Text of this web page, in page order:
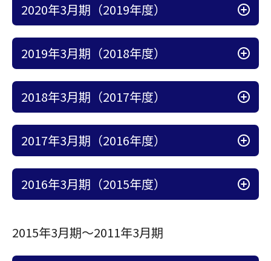
2020年3月期（2019年度） アコーディオン開
2019年3月期（2018年度） アコーディオン開
2018年3月期（2017年度） アコーディオン開
2017年3月期（2016年度） アコーディオン開
2016年3月期（2015年度） アコーディオン開
2015年3月期～2011年3月期